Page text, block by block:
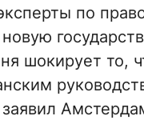
по
шокирует то,